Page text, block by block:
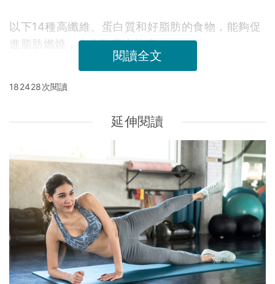
以下14種高纖維、蛋白質和好脂肪的食物，能夠促
進脂肪燃燒，令你飽著也能瘦！
閱讀全文
182428次閱讀
延伸閱讀